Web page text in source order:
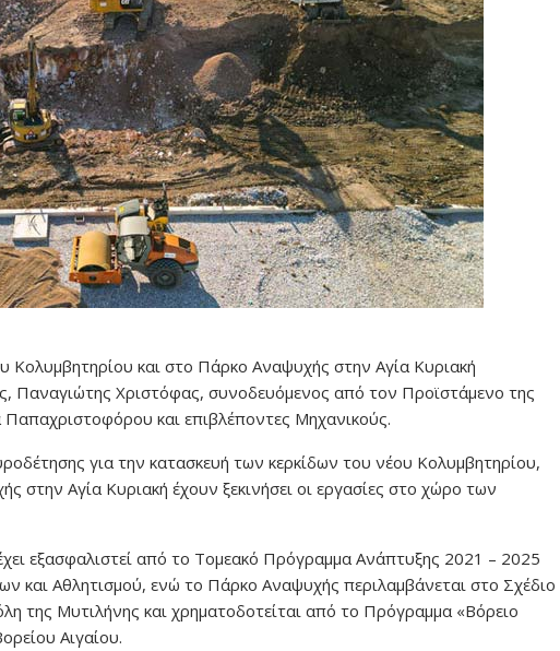
Κολυμβητηρίου και στο Πάρκο Αναψυχής στην Αγία Κυριακή
Παναγιώτης Χριστόφας, συνοδευόμενος από τον Προϊστάμενο της
και επιβλέποντες Μηχανικούς.
για την κατασκευή των κερκίδων του νέου Κολυμβητηρίου,
στην Αγία Κυριακή έχουν ξεκινήσει οι εργασίες στο χώρο των
εξασφαλιστεί από το Τομεακό Πρόγραμμα Ανάπτυξης 2021 – 2025
και Αθλητισμού, ενώ το Πάρκο Αναψυχής περιλαμβάνεται στο Σχέδιο
της Μυτιλήνης και χρηματοδοτείται από το Πρόγραμμα «Βόρειο
Αιγαίου.